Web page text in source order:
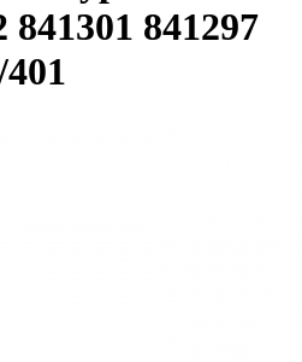
841301 841297